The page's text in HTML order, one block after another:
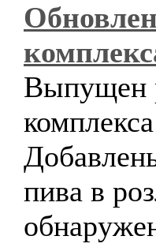
Выпущен
пива в